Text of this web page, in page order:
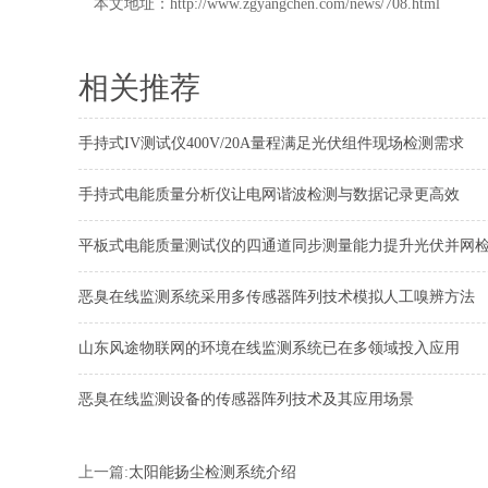
本文地址： http://www.zgyangchen.com/news/708.html
相关推荐
手持式IV测试仪400V/20A量程满足光伏组件现场检测需求
手持式电能质量分析仪让电网谐波检测与数据记录更高效
平板式电能质量测试仪的四通道同步测量能力提升光伏并网
恶臭在线监测系统采用多传感器阵列技术模拟人工嗅辨方法
山东风途物联网的环境在线监测系统已在多领域投入应用
恶臭在线监测设备的传感器阵列技术及其应用场景
上一篇:太阳能扬尘检测系统介绍